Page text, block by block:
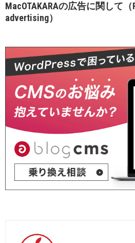
MacOTAKARAの広告に関して（
advertising）